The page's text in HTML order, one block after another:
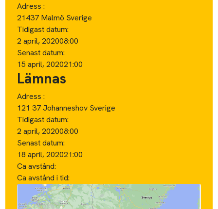
Adress :
21437 Malmö Sverige
Tidigast datum:
2 april, 202008:00
Senast datum:
15 april, 202021:00
Lämnas
Adress :
121 37 Johanneshov Sverige
Tidigast datum:
2 april, 202008:00
Senast datum:
18 april, 202021:00
Ca avstånd:
Ca avstånd i tid: